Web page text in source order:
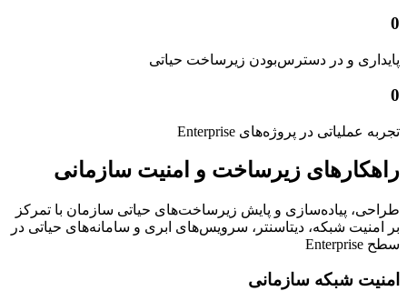
0
پایداری و در دسترس‌بودن زیرساخت حیاتی
0
تجربه عملیاتی در پروژه‌های Enterprise
راهکارهای زیرساخت و امنیت سازمانی
طراحی، پیاده‌سازی و پایش زیرساخت‌های حیاتی سازمان با تمرکز
بر امنیت شبکه، دیتاسنتر، سرویس‌های ابری و سامانه‌های حیاتی در
سطح Enterprise
امنیت شبکه سازمانی